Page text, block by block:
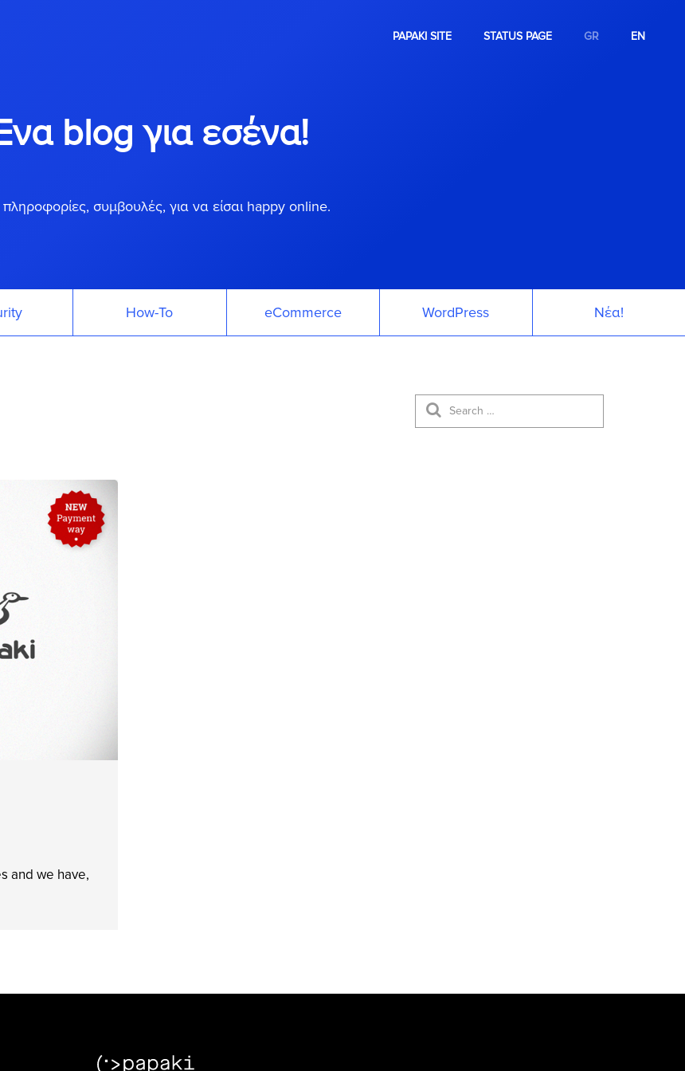
PAPAKI SITE STATUS PAGE GR EN
blog για εσένα!
συμβουλές, για να είσαι happy online.
How-To eCommerce WordPress Νέα!
and we have,